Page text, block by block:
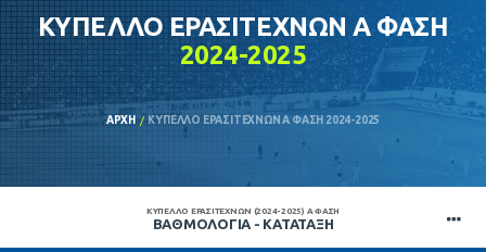
ΚΎΠΕΛΛΟ ΕΡΑΣΙΤΕΧΝΏΝ Α ΦΆΣΗ
2024-2025
ΑΡΧΉ ΚΎΠΕΛΛΟ ΕΡΑΣΙΤΕΧΝΏΝ Α ΦΆΣΗ 2024-2025
ΚΎΠΕΛΛΟ ΕΡΑΣΙΤΕΧΝΏΝ (2024-2025) Α ΦΆΣΗ
ΒΑΘΜΟΛΟΓΊΑ - ΚΑΤΆΤΑΞΗ